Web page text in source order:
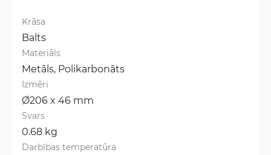
Krāsa
Balts
Materiāls
Metāls, Polikarbonāts
Izmēri
Ø206 x 46 mm
Svars
0.68 kg
Darbības temperatūra